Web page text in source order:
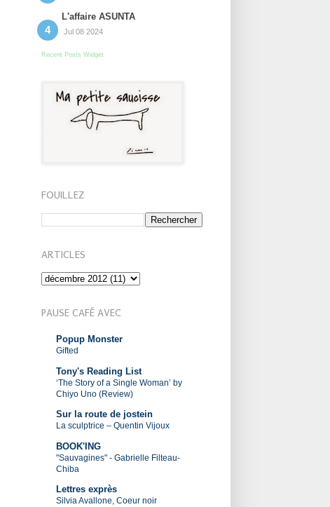
L'affaire ASUNTA
Jul 08 2024
Recent Posts Widget
FOUILLEZ
ARTICLES
PAUSE CAFÉ AVEC
Popup Monster
Gifted
Tony's Reading List
‘The Story of a Single Woman’ by
Chiyo Uno (Review)
Sur la route de jostein
La sculptrice – Quentin Vijoux
BOOK'ING
"Sauvagines" - Gabrielle Filteau-
Chiba
Lettres exprès
Silvia Avallone, Coeur noir